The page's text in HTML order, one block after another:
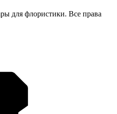
для флористики. Все права